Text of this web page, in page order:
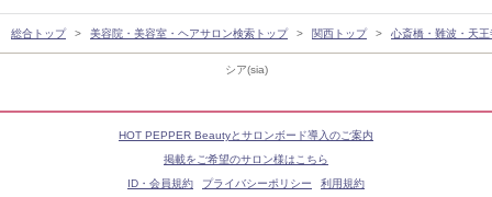
シア(sia)
総合トップ 美容院・美容室・ヘアサロン検索トップ 関西トップ 心斎橋・難波・天
HOT PEPPER Beautyとサロンボード導入のご案内
掲載をご希望のサロン様はこちら
ID・会員規約
プライバシーポリシー 利用規約